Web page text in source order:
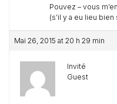
Pouvez – vous
(s’il y a eu lieu bien
Mai 26, 2015 at 20 h 29 min
Invité
Guest